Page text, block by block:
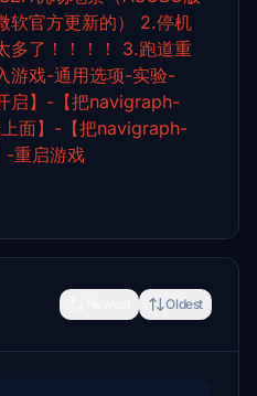
官方更新的）
2.停机
多了！！！！
3.跑道重
游戏-通用选项-实验-
启】-【把navigraph-
面】-【把navigraph-
-重启游戏
Oldest